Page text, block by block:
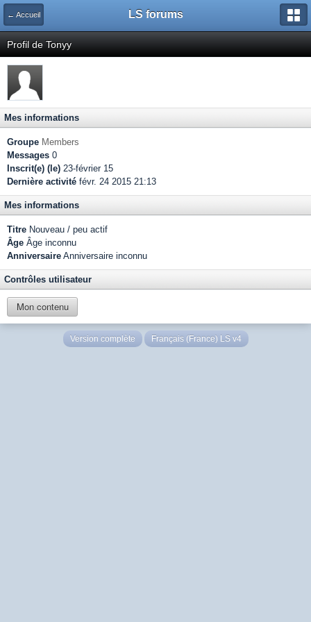
← Accueil LS forums
Profil de Tonyy
Mes informations
Groupe Members
Messages 0
Inscrit(e) (le) 23-février 15
Dernière activité févr. 24 2015 21:13
Mes informations
Titre Nouveau / peu actif
Âge Âge inconnu
Anniversaire Anniversaire inconnu
Contrôles utilisateur
Mon contenu
Version complète Français (France) LS v4